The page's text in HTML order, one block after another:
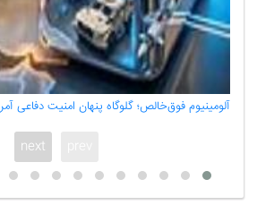
آلومینیوم فوق‌خالص؛ گلوگاه پنهان امنیت دفاعی آمریکا
next